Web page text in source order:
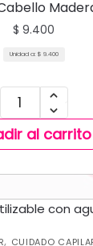
$ 9.400
Unidad a: $ 9.400
al carrito
, CUIDADO